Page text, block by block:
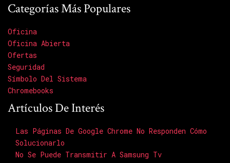
Categorías Más Populares
Oficina
Oficina Abierta
Ofertas
Seguridad
Símbolo Del Sistema
Chromebooks
Artículos De Interés
Las Páginas De Google Chrome No Responden Cómo
Solucionarlo
No Se Puede Transmitir A Samsung Tv